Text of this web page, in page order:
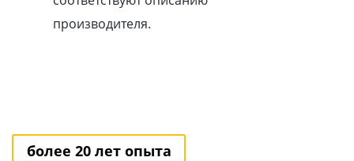
производителя.
более 20 лет опыта